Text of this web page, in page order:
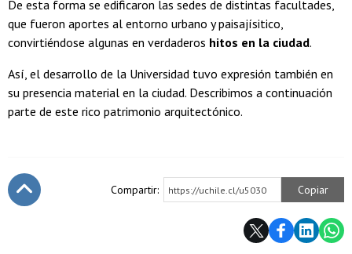
De esta forma se edificaron las sedes de distintas facultades,
que fueron aportes al entorno urbano y paisajísitico,
convirtiéndose algunas en verdaderos hitos en la ciudad.
Así, el desarrollo de la Universidad tuvo expresión también en
su presencia material en la ciudad. Describimos a continuación
parte de este rico patrimonio arquitectónico.
Compartir: https://uchile.cl/u5030 Copiar